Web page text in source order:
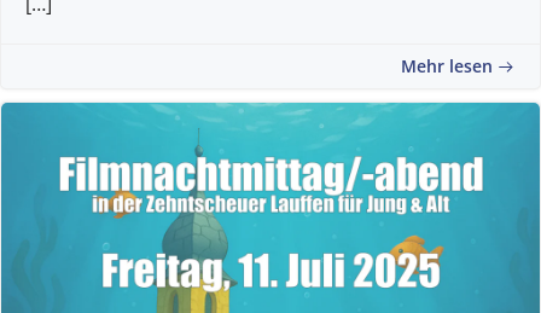
Mehr lesen